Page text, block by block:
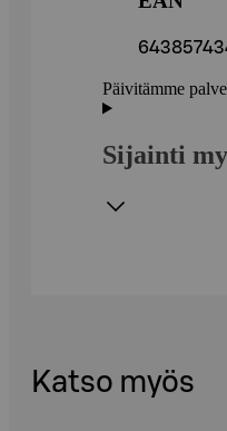
Päivitämme
Sijainti
Katso myös